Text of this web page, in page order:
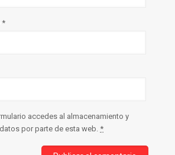
*
accedes al almacenamiento y
por parte de esta web. *